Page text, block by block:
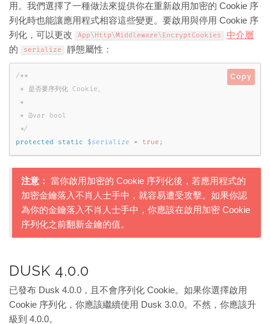
用。我們選擇了一種做法來提供你在重新啟用加密的 Cookie 序
列化時也能讓應用程式相容這些變更。要啟用與停用 Cookie 序
列化，可以更改
App\Http\Middleware\EncryptCookies
中介層
的
serialize 靜態屬性：
/**
* 是否要序列化 Cookie。
*
* @var bool
*/
protected
static $serialize = true ;
Copy
注意：
當你啟用加密的 Cookie 序列化後，若應用程式的
加密金鑰落入不肖人士手中，就容易遭受攻擊。如果你認
為你的金鑰落入不肖人士手中，你應該在啟用加密 Cookie
序列化之前翻新金鑰的值。
DUSK 4.0.0
已發布 Dusk 4.0.0，且不會序列化 Cookie。如果你選擇啟用
Cookie 序列化，你應該繼續使用 Dusk 3.0.0。不然，你應該升
級到 4.0.0。